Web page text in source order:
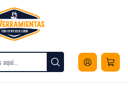
a todo Chile
Organizadores Cajas de Herramientas